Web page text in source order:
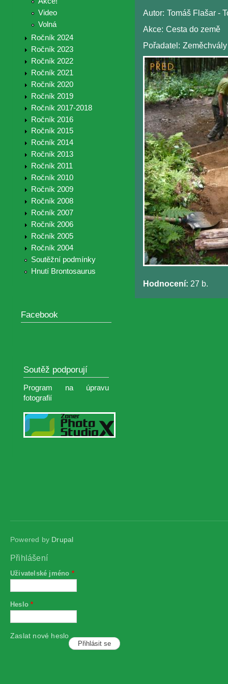
Video
Volná
Ročník 2024
Ročník 2023
Ročník 2022
Ročník 2021
Ročník 2020
Ročník 2019
Ročník 2017-2018
Ročník 2016
Ročník 2015
Ročník 2014
Ročník 2013
Ročník 2011
Ročník 2010
Ročník 2009
Ročník 2008
Ročník 2007
Ročník 2006
Ročník 2005
Ročník 2004
Soutěžní podmínky
Hnutí Brontosaurus
Facebook
Soutěž podporují
Program na úpravu
fotografií
Autor: Tomáš Flašar -
Akce: Cesta do země
Pořadatel: Zeměchvály
Hodnocení: 27 b.
Powered by Drupal
Přihlášení
Uživatelské jméno *
Heslo*
Zaslat nové heslo